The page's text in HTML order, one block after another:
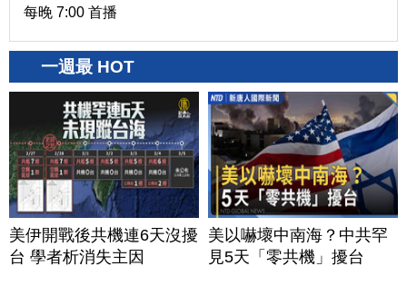
每晚 7:00 首播
一週最 HOT
美伊開戰後共機連6天沒擾
台 學者析消失主因
美以嚇壞中南海？中共罕
見5天「零共機」擾台